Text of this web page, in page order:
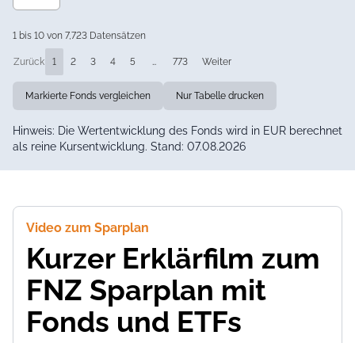
1 bis 10 von 7,723 Datensätzen
Zurück 1 2 3 4 5 … 773 Weiter
Markierte Fonds vergleichen Nur Tabelle drucken
Hinweis: Die Wertentwicklung des Fonds wird in EUR berechnet
als reine Kursentwicklung. Stand: 07.08.2026
Video zum Sparplan
Kurzer Erklärfilm zum
FNZ Sparplan mit
Fonds und ETFs